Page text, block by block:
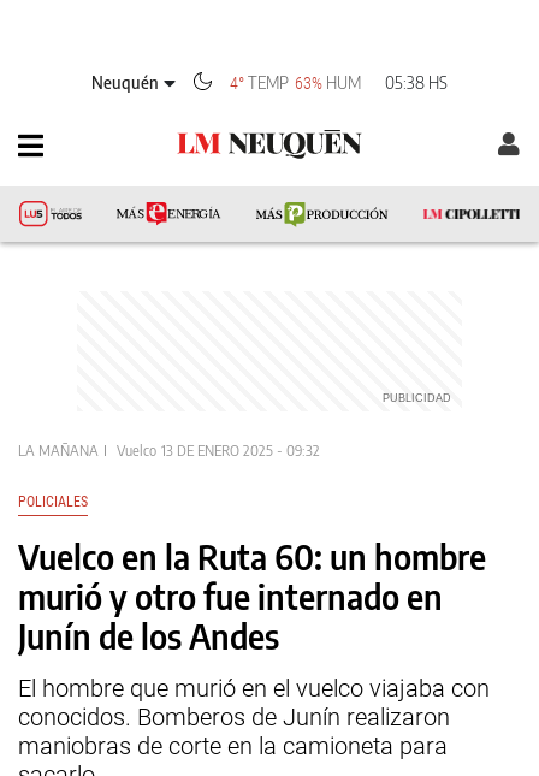
Neuquén 4°TEMP 63% HUM 05:38 HS
LA MAÑANA Vuelco 13 DE ENERO 2025 - 09:32
POLICIALES
Vuelco en la Ruta 60: un hombre
murió y otro fue internado en
Junín de los Andes
El hombre que murió en el vuelco viajaba con
conocidos. Bomberos de Junín realizaron
maniobras de corte en la camioneta para